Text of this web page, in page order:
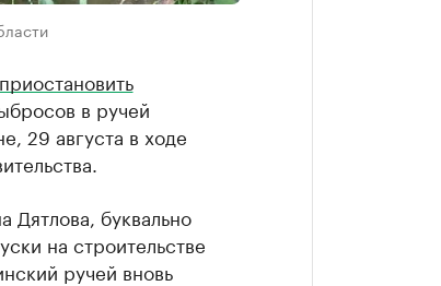
приостановить
в ручей
29 августа в ходе
Дятлова, буквально
на строительстве
ручей вновь